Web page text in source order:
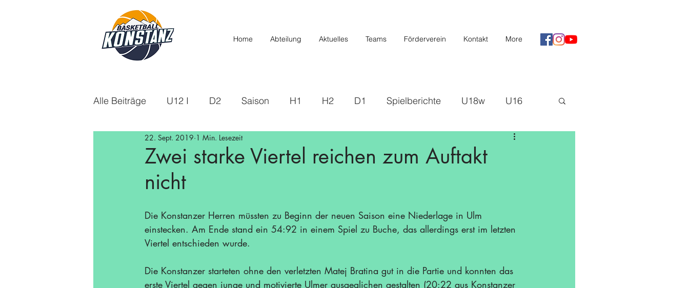
Home Abteilung Aktuelles Teams Förderverein Kontakt More
Alle Beiträge U12 I D2 Saison H1 H2 D1 Spielberichte U18w U16
U14 Aktuelles Saison 20/21
Saison 21/22
Saison 25/26
Zwei starke Viertel reichen zum Auftakt
nicht
22. Sept. 2019 1 Min. Lesezeit
Die Konstanzer Herren müssten zu Beginn der neuen Saison eine Niederlage in Ulm
einstecken. Am Ende stand ein 54:92 in einem Spiel zu Buche, das allerdings erst im letzten
Viertel entschieden wurde.
Die Konstanzer starteten ohne den verletzten Matej Bratina gut in die Partie und konnten das
erste Viertel gegen junge und motivierte Ulmer ausgeglichen gestalten (20:22 aus Konstanzer